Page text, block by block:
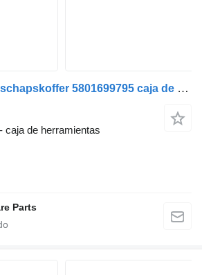
IVECO Occ gereedschapskoffer 5801699795 caja de herramientas para camión
caja de herramientas
Parts